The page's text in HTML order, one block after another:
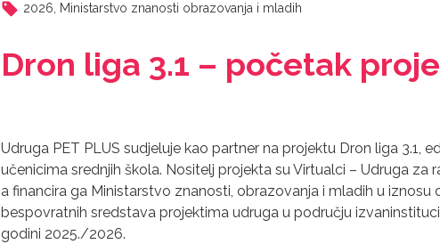
2026, Ministarstvo znanosti obrazovanja i mladih
Dron liga 3.1 – početak
Udruga PET PLUS sudjeluje kao partner na projektu Dron liga
učenicima srednjih škola. Nositelj projekta su Virtualci – Udruga
a financira ga Ministarstvo znanosti, obrazovanja i mladih u
bespovratnih sredstava projektima udruga u području
godini 2025./2026.